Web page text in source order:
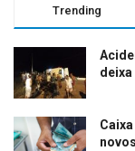
Trending